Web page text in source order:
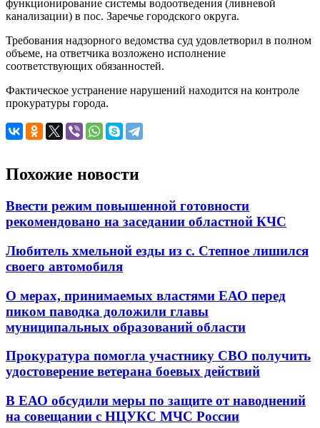
функционирование системы водоотведения (ливневой
канализации) в пос. Заречье городского округа.
Требования надзорного ведомства суд удовлетворил в полном
объеме, на ответчика возложено исполнение
соответствующих обязанностей.
Фактическое устранение нарушений находится на контроле
прокуратуры города.
Похожие новости
Ввести режим повышенной готовности
рекомендовано на заседании областной КЧС
Любитель хмельной езды из с. Степное лишился
своего автомобиля
О мерах, принимаемых властями ЕАО перед
пиком паводка доложили главы
муниципальных образований области
Прокуратура помогла участнику СВО получить
удостоверение ветерана боевых действий
В ЕАО обсудили меры по защите от наводнений
на совещании с НЦУКС МЧС России